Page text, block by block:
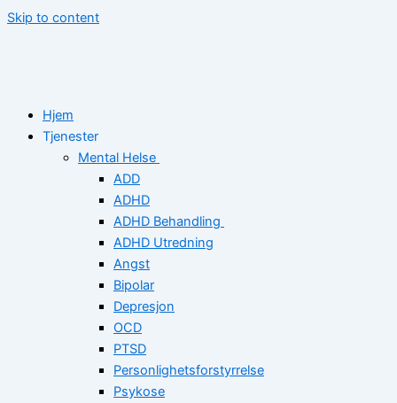
Skip to content
Hjem
Tjenester
Mental Helse
ADD
ADHD
ADHD Behandling
ADHD Utredning
Angst
Bipolar
Depresjon
OCD
PTSD
Personlighetsforstyrrelse
Psykose